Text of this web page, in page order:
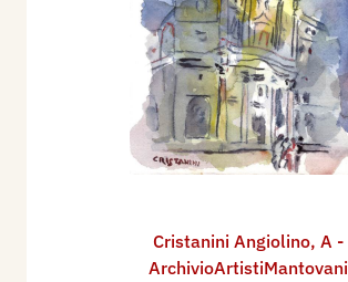
Cristanini Angiolino, A -
ArchivioArtistiMantovani